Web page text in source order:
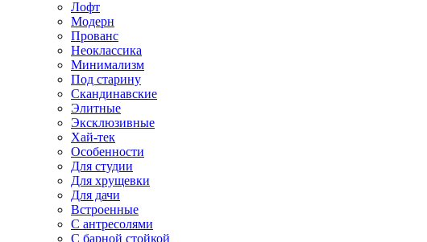
Лофт
Модерн
Прованс
Неоклассика
Минимализм
Под старину
Скандинавские
Элитные
Эксклюзивные
Хай-тек
Особенности
Для студии
Для хрущевки
Для дачи
Встроенные
С антресолями
С барной стойкой